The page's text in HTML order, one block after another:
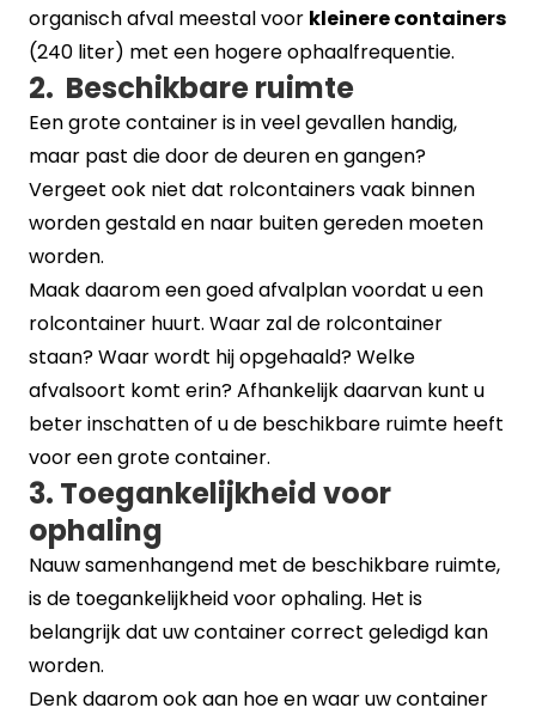
organisch afval meestal voor kleinere containers
(240 liter) met een hogere ophaalfrequentie.
2. Beschikbare ruimte
Een grote container is in veel gevallen handig,
maar past die door de deuren en gangen?
Vergeet ook niet dat rolcontainers vaak binnen
worden gestald en naar buiten gereden moeten
worden.
Maak daarom een goed afvalplan voordat u een
rolcontainer huurt. Waar zal de rolcontainer
staan? Waar wordt hij opgehaald? Welke
afvalsoort komt erin? Afhankelijk daarvan kunt u
beter inschatten of u de beschikbare ruimte heeft
voor een grote container.
3. Toegankelijkheid voor
ophaling
Nauw samenhangend met de beschikbare ruimte,
is de toegankelijkheid voor ophaling. Het is
belangrijk dat uw container correct geledigd kan
worden.
Denk daarom ook aan hoe en waar uw container